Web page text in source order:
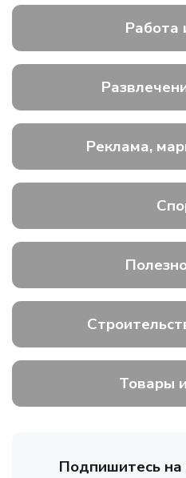
Работа
Реклама,
Товары
Подпишитесь на